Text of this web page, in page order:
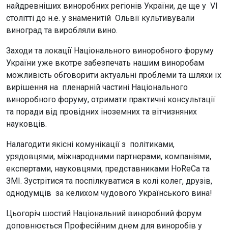
найдревніших виноробних регіонів України, де ще у VI
столітті до н.е. у знаменитій Ольвії культивували
виноград та виробляли вино.
Заходи та локації Національного виноробного форуму
України уже вкотре забезпечать нашим виноробам
можливість обговорити актуальні проблеми та шляхи їх
вирішення на пленарній частині Національного
виноробного форуму, отримати практичні консультації
та поради від провідних іноземних та вітчизняних
науковців.
Налагодити якісні комунікації з політиками,
урядовцями, міжнародними партнерами, компаніями,
експертами, науковцями, представниками HoReCa та
ЗМІ. Зустрітися та поспілкуватися в колі колег, друзів,
однодумців за келихом чудового Українського вина!
Цьогоріч шостий Національний виноробний форум
доповнюється Професійним днем для виноробів у